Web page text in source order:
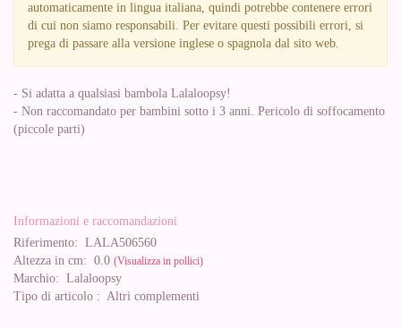
automaticamente in lingua italiana, quindi potrebbe contenere errori
di cui non siamo responsabili. Per evitare questi possibili errori, si
prega di passare alla versione inglese o spagnola dal sito web.
- Si adatta a qualsiasi bambola Lalaloopsy!
- Non raccomandato per bambini sotto i 3 anni. Pericolo di soffocamento
(piccole parti)
Informazioni e raccomandazioni
Riferimento: LALA506560
Altezza in cm: 0.0 (Visualizza in pollici)
Marchio: Lalaloopsy
Tipo di articolo : Altri complementi